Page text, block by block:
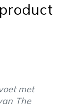
met
The